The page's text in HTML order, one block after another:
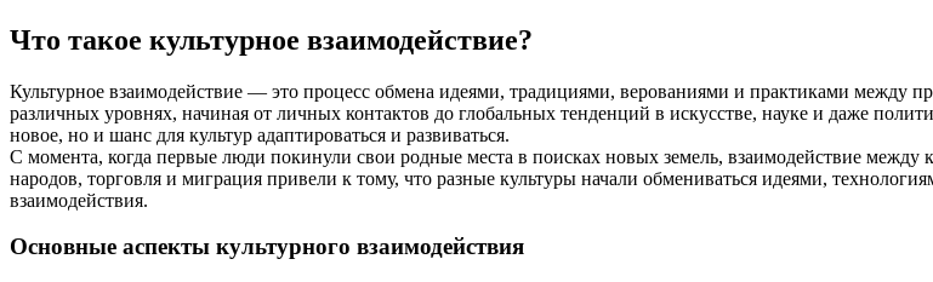
Что такое культурное взаимодействие?
Культурное взаимодействие — это процесс обмена идеями, традициями, верованиями и практиками между
различных уровнях, начиная от личных контактов до глобальных тенденций в искусстве, науке и даже
новое, но и шанс для культур адаптироваться и развиваться.
С момента, когда первые люди покинули свои родные места в поисках новых земель, взаимодействие между
народов, торговля и миграция привели к тому, что разные культуры начали обмениваться идеями,
взаимодействия.
Основные аспекты культурного взаимодействия